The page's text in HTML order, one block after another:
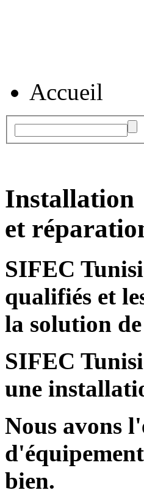
Accueil
Installation
et
SIFEC
qualifiés et
la solution
SIFEC
une
Nous avons
bien.